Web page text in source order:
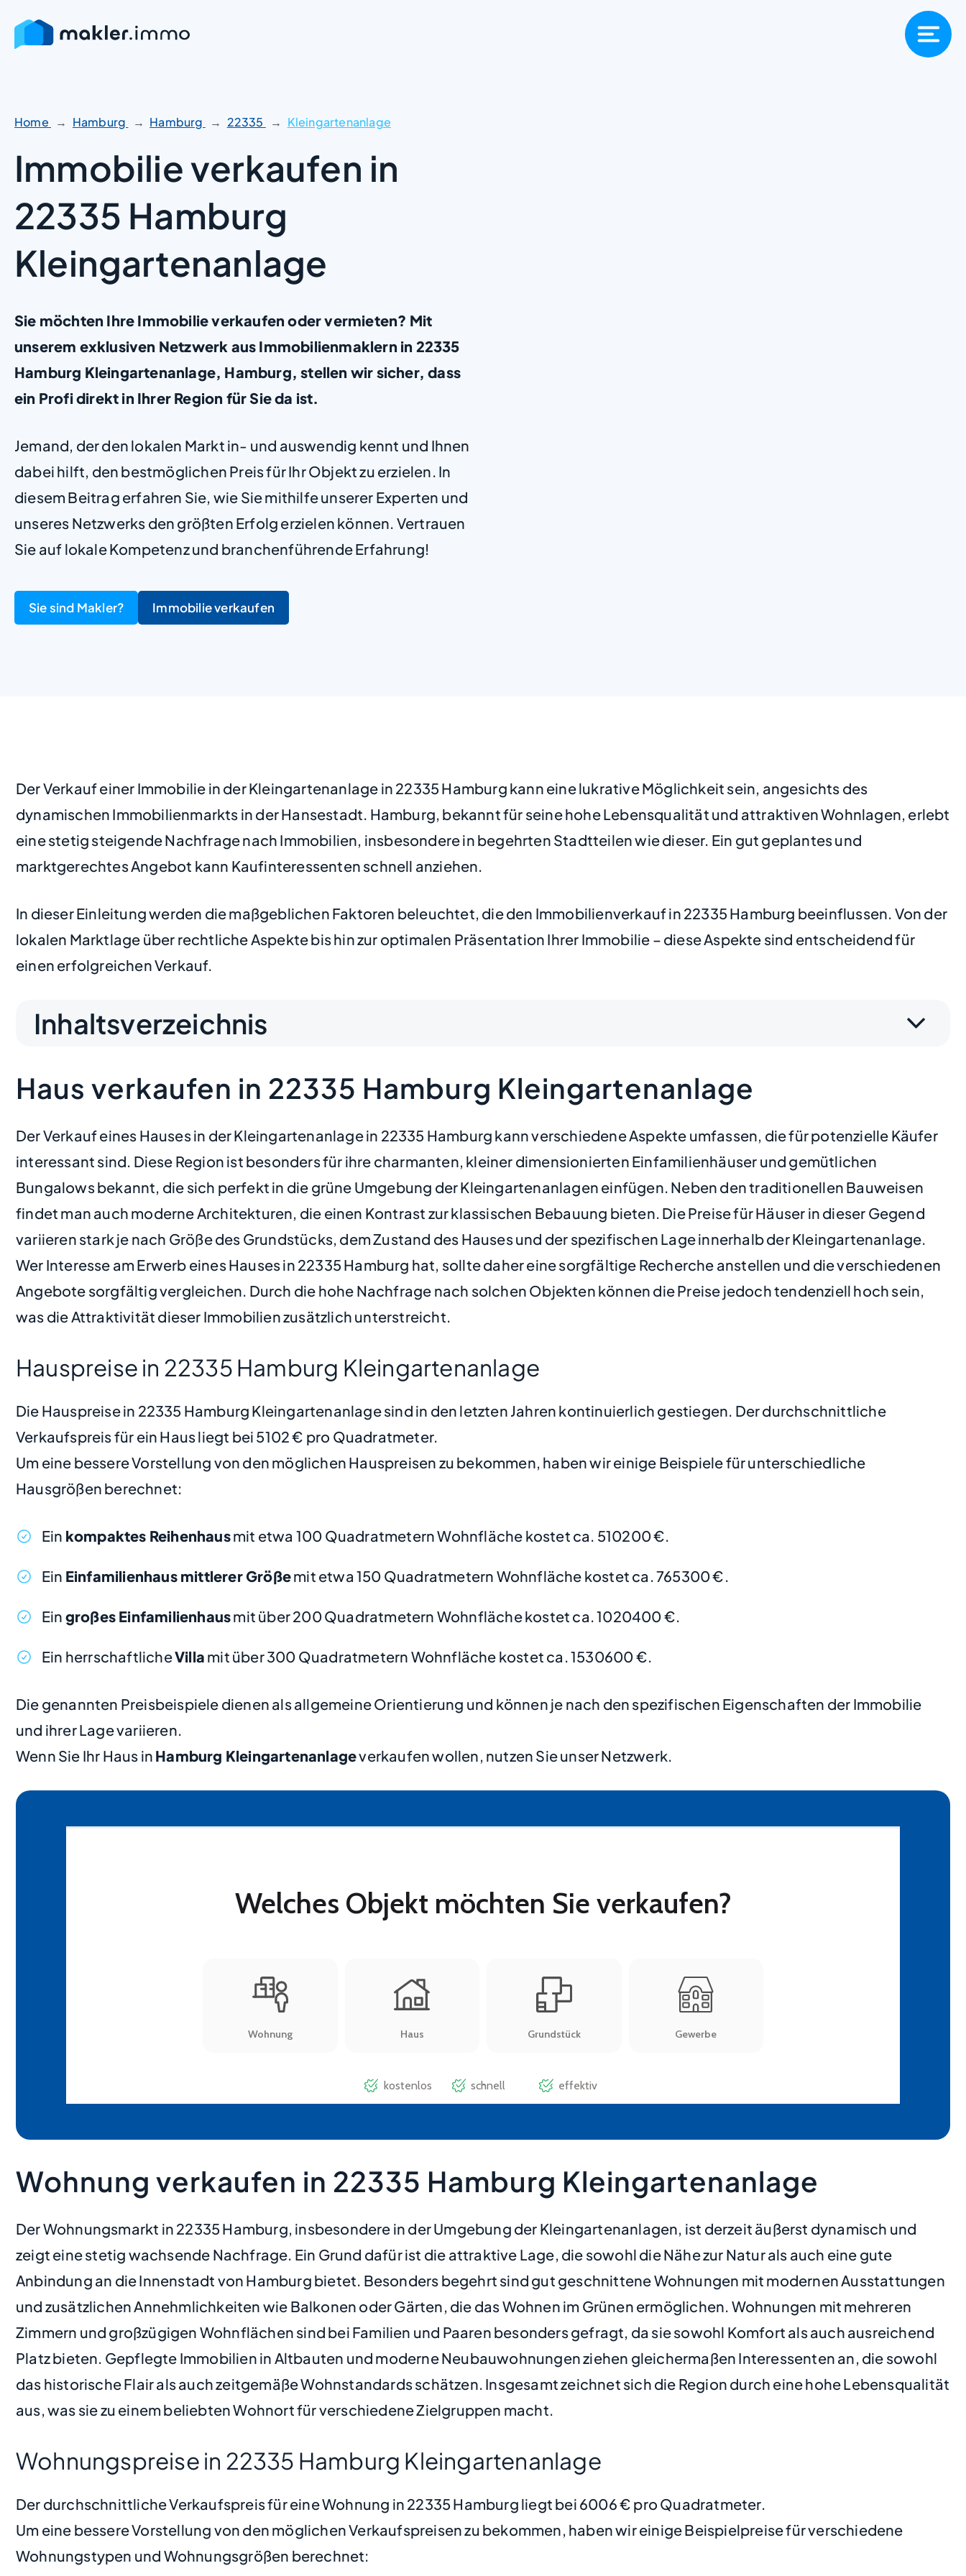
Home Hamburg Hamburg 22335 Kleingartenanlage
Immobilie verkaufen in
22335 Hamburg
Kleingartenanlage
Sie möchten Ihre Immobilie verkaufen oder vermieten? Mit
unserem exklusiven Netzwerk aus Immobilienmaklern in 22335
Hamburg Kleingartenanlage, Hamburg, stellen wir sicher, dass
ein Profi direkt in Ihrer Region für Sie da ist.
Jemand, der den lokalen Markt in- und auswendig kennt und Ihnen
dabei hilft, den bestmöglichen Preis für Ihr Objekt zu erzielen. In
diesem Beitrag erfahren Sie, wie Sie mithilfe unserer Experten und
unseres Netzwerks den größten Erfolg erzielen können. Vertrauen
Sie auf lokale Kompetenz und branchenführende Erfahrung!
Sie sind Makler? Immobilie verkaufen
Der Verkauf einer Immobilie in der Kleingartenanlage in 22335 Hamburg kann eine lukrative Möglichkeit sein, angesichts des
dynamischen Immobilienmarkts in der Hansestadt. Hamburg, bekannt für seine hohe Lebensqualität und attraktiven Wohnlagen, erlebt
eine stetig steigende Nachfrage nach Immobilien, insbesondere in begehrten Stadtteilen wie dieser. Ein gut geplantes und
marktgerechtes Angebot kann Kaufinteressenten schnell anziehen.
In dieser Einleitung werden die maßgeblichen Faktoren beleuchtet, die den Immobilienverkauf in 22335 Hamburg beeinflussen. Von der
lokalen Marktlage über rechtliche Aspekte bis hin zur optimalen Präsentation Ihrer Immobilie – diese Aspekte sind entscheidend für
einen erfolgreichen Verkauf.
Inhaltsverzeichnis
Haus verkaufen in 22335 Hamburg Kleingartenanlage
Der Verkauf eines Hauses in der Kleingartenanlage in 22335 Hamburg kann verschiedene Aspekte umfassen, die für potenzielle Käufer
interessant sind. Diese Region ist besonders für ihre charmanten, kleiner dimensionierten Einfamilienhäuser und gemütlichen
Bungalows bekannt, die sich perfekt in die grüne Umgebung der Kleingartenanlagen einfügen. Neben den traditionellen Bauweisen
findet man auch moderne Architekturen, die einen Kontrast zur klassischen Bebauung bieten. Die Preise für Häuser in dieser Gegend
variieren stark je nach Größe des Grundstücks, dem Zustand des Hauses und der spezifischen Lage innerhalb der Kleingartenanlage.
Wer Interesse am Erwerb eines Hauses in 22335 Hamburg hat, sollte daher eine sorgfältige Recherche anstellen und die verschiedenen
Angebote sorgfältig vergleichen. Durch die hohe Nachfrage nach solchen Objekten können die Preise jedoch tendenziell hoch sein,
was die Attraktivität dieser Immobilien zusätzlich unterstreicht.
Hauspreise in 22335 Hamburg Kleingartenanlage
Die Hauspreise in 22335 Hamburg Kleingartenanlage sind in den letzten Jahren kontinuierlich gestiegen. Der durchschnittliche
Verkaufspreis für ein Haus liegt bei 5102 € pro Quadratmeter.
Um eine bessere Vorstellung von den möglichen Hauspreisen zu bekommen, haben wir einige Beispiele für unterschiedliche
Hausgrößen berechnet:
Ein kompaktes Reihenhausmit etwa 100 Quadratmetern Wohnfläche kostet ca. 510200 €.
Ein Einfamilienhaus mittlerer Größemit etwa 150 Quadratmetern Wohnfläche kostet ca. 765300 €.
Ein großes Einfamilienhausmit über 200 Quadratmetern Wohnfläche kostet ca. 1020400 €.
Ein herrschaftlicheVilla mit über 300 Quadratmetern Wohnfläche kostet ca. 1530600 €.
Die genannten Preisbeispiele dienen als allgemeine Orientierung und können je nach den spezifischen Eigenschaften der Immobilie
und ihrer Lage variieren.
Wenn Sie Ihr Haus in Hamburg Kleingartenanlageverkaufen wollen, nutzen Sie unser Netzwerk.
Wohnung verkaufen in 22335 Hamburg Kleingartenanlage
Der Wohnungsmarkt in 22335 Hamburg, insbesondere in der Umgebung der Kleingartenanlagen, ist derzeit äußerst dynamisch und
zeigt eine stetig wachsende Nachfrage. Ein Grund dafür ist die attraktive Lage, die sowohl die Nähe zur Natur als auch eine gute
Anbindung an die Innenstadt von Hamburg bietet. Besonders begehrt sind gut geschnittene Wohnungen mit modernen Ausstattungen
und zusätzlichen Annehmlichkeiten wie Balkonen oder Gärten, die das Wohnen im Grünen ermöglichen. Wohnungen mit mehreren
Zimmern und großzügigen Wohnflächen sind bei Familien und Paaren besonders gefragt, da sie sowohl Komfort als auch ausreichend
Platz bieten. Gepflegte Immobilien in Altbauten und moderne Neubauwohnungen ziehen gleichermaßen Interessenten an, die sowohl
das historische Flair als auch zeitgemäße Wohnstandards schätzen. Insgesamt zeichnet sich die Region durch eine hohe Lebensqualität
aus, was sie zu einem beliebten Wohnort für verschiedene Zielgruppen macht.
Wohnungspreise in 22335 Hamburg Kleingartenanlage
Der durchschnittliche Verkaufspreis für eine Wohnung in 22335 Hamburg liegt bei 6006 € pro Quadratmeter.
Um eine bessere Vorstellung von den möglichen Verkaufspreisen zu bekommen, haben wir einige Beispielpreise für verschiedene
Wohnungstypen und Wohnungsgrößen berechnet: